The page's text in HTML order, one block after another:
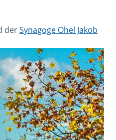
derSynagoge Ohel Jakob